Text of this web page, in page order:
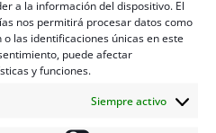
a la información del dispositivo. El
nos permitirá procesar datos como
las identificaciones únicas en este
puede afectar
y funciones.
Siempre activo